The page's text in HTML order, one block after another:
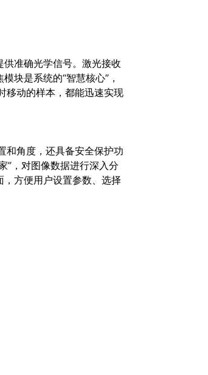
准确光学信号。激光接收
块是系统的“智慧核心”，
移动的样本，都能迅速实现
和角度，还具备安全保护功
”，对图像数据进行深入分
方便用户设置参数、选择